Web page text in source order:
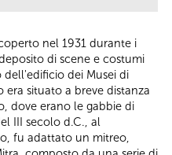
nel 1931 durante i
di scene e costumi
dei Musei di
era situato a breve distanza
dove erano le gabbie di
III secolo d.C., al
fu adattato un mitreo,